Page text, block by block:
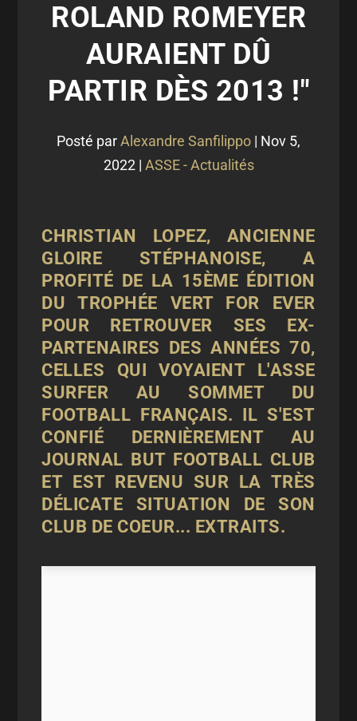
ROLAND ROMEYER
AURAIENT DÛ
PARTIR DÈS 2013 !"
Posté parAlexandre Sanfilippo | Nov 5,
2022| ASSE - Actualités
CHRISTIAN LOPEZ, ANCIENNE
GLOIRE STÉPHANOISE, A
PROFITÉ DE LA 15ÈME ÉDITION
DU TROPHÉE VERT FOR EVER
POUR RETROUVER SES EX-
PARTENAIRES DES ANNÉES 70,
CELLES QUI VOYAIENT L'ASSE
SURFER AU SOMMET DU
FOOTBALL FRANÇAIS. IL S'EST
CONFIÉ DERNIÈREMENT AU
JOURNAL BUT FOOTBALL CLUB
ET EST REVENU SUR LA TRÈS
DÉLICATE SITUATION DE SON
CLUB DE COEUR... EXTRAITS.